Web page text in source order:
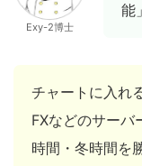
Exy-2博士
能
チャートに入れ
FXなどのサーバ
時間・冬時間を